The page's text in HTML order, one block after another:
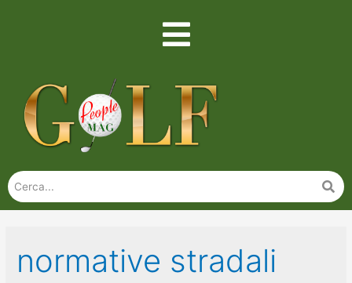
normative stradali